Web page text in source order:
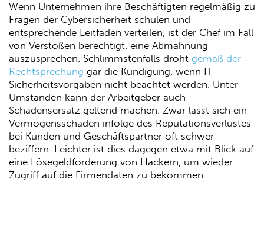
Wenn Unternehmen ihre Beschäftigten regelmäßig zu
Fragen der Cybersicherheit schulen und
entsprechende Leitfäden verteilen, ist der Chef im Fall
von Verstößen berechtigt, eine Abmahnung
auszusprechen. Schlimmstenfalls droht gemäß der
Rechtsprechung gar die Kündigung, wenn IT-
Sicherheitsvorgaben nicht beachtet werden. Unter
Umständen kann der Arbeitgeber auch
Schadensersatz geltend machen. Zwar lässt sich ein
Vermögensschaden infolge des Reputationsverlustes
bei Kunden und Geschäftspartner oft schwer
beziffern. Leichter ist dies dagegen etwa mit Blick auf
eine Lösegeldforderung von Hackern, um wieder
Zugriff auf die Firmendaten zu bekommen.